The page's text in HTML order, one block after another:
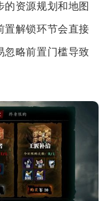
资源规划和地图
置解锁环节会直接
忽略前置门槛导致